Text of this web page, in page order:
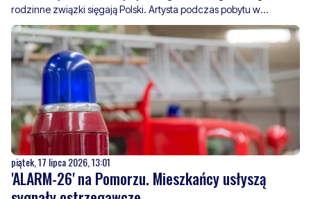
piątek, 17 lipca 2026, 13:01
'ALARM-26' na Pomorzu. Mieszkańcy usłyszą
sygnały ostrzegawcze
Mieszkańcy Starogardu Gdańskiego mogą w najbliższych dniach
usłyszeć sygnały syren alarmowych. Ich uruchomienie będzie
związane z ogólnokrajowym ćwiczeniem z zakresu ostrzegania i